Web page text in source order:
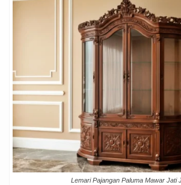
Lemari Pajangan Paluma Mawar Jati